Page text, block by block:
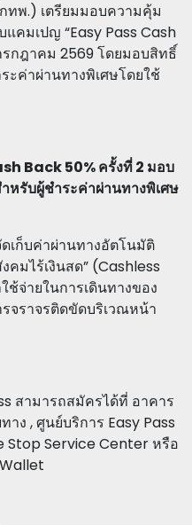
ทพ.) เตรียมมอบความคุ้ม
คมเปญ “Easy Pass Cash
รกฎาคม 2569 โดยมอบสิทธิ์
ะค่าผ่านทางพิเศษโดยใช้
Back 50% ครั้งที่ 2 มอบ
หรับผู้ชำระค่าผ่านทางพิเศษ
เก็บค่าผ่านทางอัตโนมัติ
มไร้เงินสด” (Cashless
จ่ายในการเดินทางของ
จราจรติดขัดบริเวณหน้า
สามารถสมัครได้ที่ อาคาร
ง , ศูนย์บริการ Easy Pass
Stop Service Center หรือ